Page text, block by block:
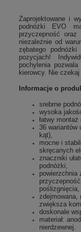
Zaprojektowane i
podnóżki EVO
przyczepność
niezależnie od
zębatego
pozycjach!
pochylenia
kierowcy. Nie
Informacje o
srebrne
wysoka
łatwy
36 wariantów
kąt),
mocne i
skręcanych
znaczniki
podnóżki,
powierzchnia
poślizgnięcia,
zdejmowana,
zwiększa
doskonale
materiał:
nierdzewnej.